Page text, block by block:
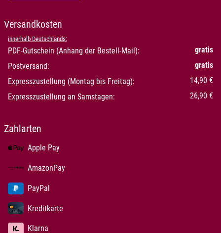
Versandkosten
innerhalb Deutschlands:
PDF-Gutschein (Anhang der Bestell-Mail):
gratis
Postversand:
gratis
Expresszustellung (Montag bis Freitag):
14,90 €
Expresszustellung an Samstagen:
26,90 €
Zahlarten
Apple Pay
AmazonPay
PayPal
Kreditkarte
Klarna